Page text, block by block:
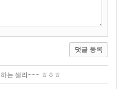
댓글 등록
는 샐리~~~ ㅎㅎㅎ